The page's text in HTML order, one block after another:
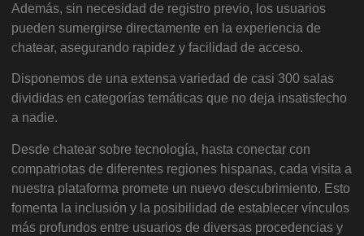
Además, sin necesidad de registro previo, los usuarios
pueden sumergirse directamente en la experiencia de
chatear, asegurando rapidez y facilidad de acceso.
Disponemos de una extensa variedad de casi 300 salas
divididas en categorías temáticas que no deja insatisfecho
a nadie.
Desde chatear sobre tecnología, hasta conectar con
compatriotas de diferentes regiones hispanas, cada visita a
nuestra plataforma promete un nuevo descubrimiento. Esto
fomenta la inclusión y la posibilidad de establecer vínculos
más profundos entre usuarios de diversas procedencias y